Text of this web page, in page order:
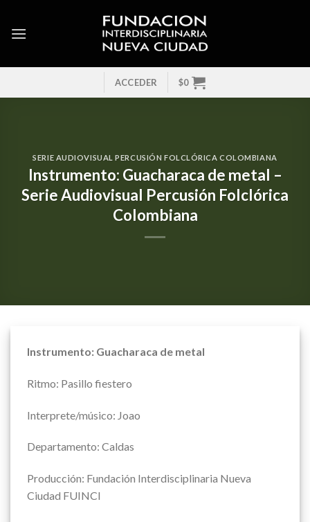
content
ACCEDER $0
SERIE AUDIOVISUAL PERCUSIÓN FOLCLÓRICA COLOMBIANA
Instrumento: Guacharaca de metal –
Serie Audiovisual Percusión Folclórica
Colombiana
Instrumento: Guacharaca de metal
Ritmo: Pasillo fiestero
Interprete/músico: Joao
Departamento: Caldas
Producción: Fundación Interdisciplinaria Nueva
Ciudad FUINCI